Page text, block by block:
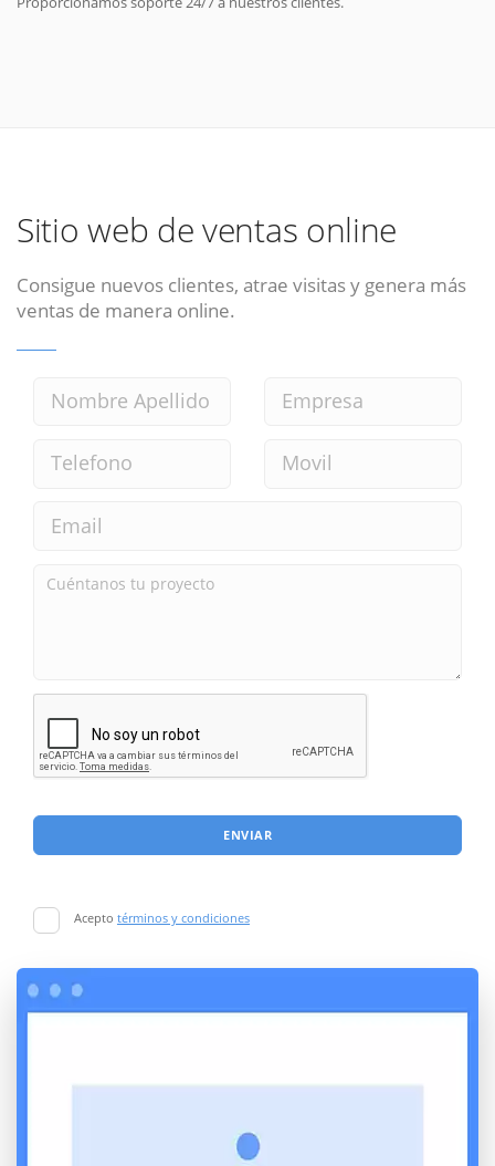
Sitio web de ventas online
Consigue nuevos clientes, atrae visitas y genera más
ventas de manera online.
ENVIAR
Acepto términos y condiciones